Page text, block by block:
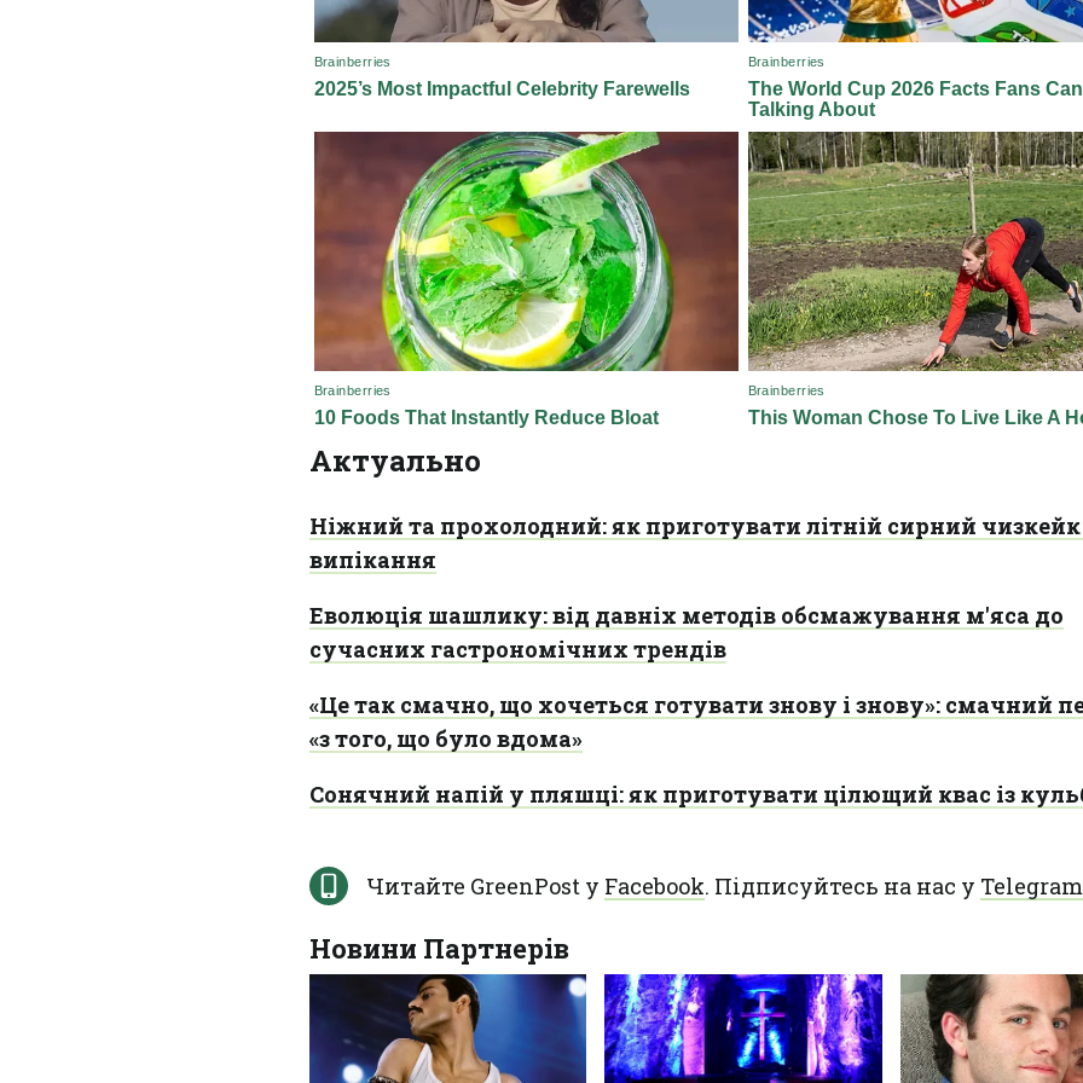
Актуально
Ніжний та прохолодний: як приготувати літній сирний чизкейк
випікання
Еволюція шашлику: від давніх методів обсмажування м'яса до
сучасних гастрономічних трендів
«Це так смачно, що хочеться готувати знову і знову»: смачний
«з того, що було вдома»
Сонячний напій у пляшці: як приготувати цілющий квас із
Читайте GreenPost у Facebook. Підписуйтесь на нас у Telegram